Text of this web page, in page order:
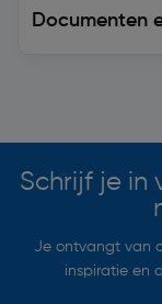
Documenten
Schrijf je in
Je ontvangt van
inspiratie en